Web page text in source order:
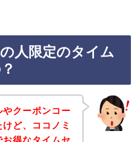
人限定のタイム
クーポンコー
ど、ココノミ
得なタイムセ